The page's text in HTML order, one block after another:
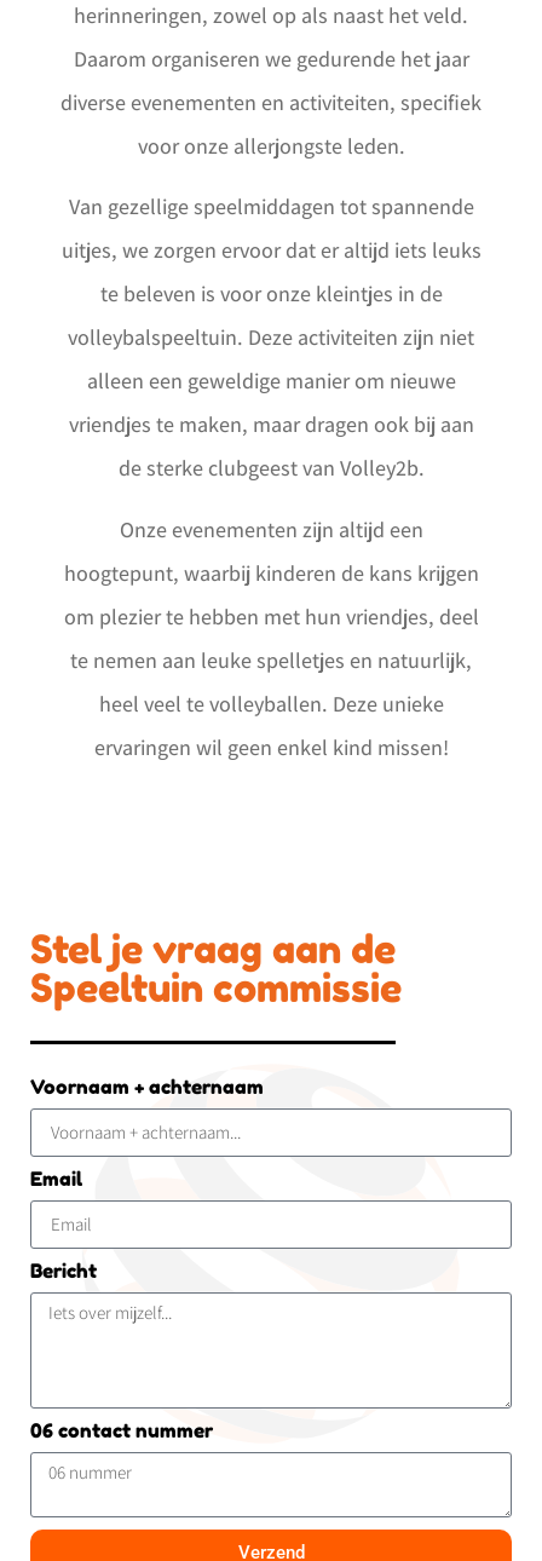
herinneringen, zowel op als naast het veld.
Daarom organiseren we gedurende het jaar
diverse evenementen en activiteiten, specifiek
voor onze allerjongste leden.
Van gezellige speelmiddagen tot spannende
uitjes, we zorgen ervoor dat er altijd iets leuks
te beleven is voor onze kleintjes in de
volleybalspeeltuin. Deze activiteiten zijn niet
alleen een geweldige manier om nieuwe
vriendjes te maken, maar dragen ook bij aan
de sterke clubgeest van Volley2b.
Onze evenementen zijn altijd een
hoogtepunt, waarbij kinderen de kans krijgen
om plezier te hebben met hun vriendjes, deel
te nemen aan leuke spelletjes en natuurlijk,
heel veel te volleyballen. Deze unieke
ervaringen wil geen enkel kind missen!
Stel je vraag aan de
Speeltuin commissie
Voornaam + achternaam
Email
Bericht
06 contact nummer
Verzend